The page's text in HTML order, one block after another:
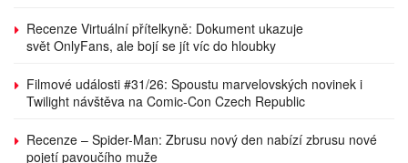
Recenze Virtuální přítelkyně: Dokument ukazuje
svět OnlyFans, ale bojí se jít víc do hloubky
Filmové události #31/26: Spoustu marvelovských novinek i
Twilight návštěva na Comic-Con Czech Republic
Recenze – Spider-Man: Zbrusu nový den nabízí zbrusu nové
pojetí pavoučího muže